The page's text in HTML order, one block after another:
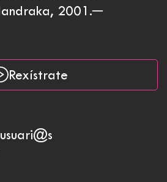
2001.─
Rexístrate